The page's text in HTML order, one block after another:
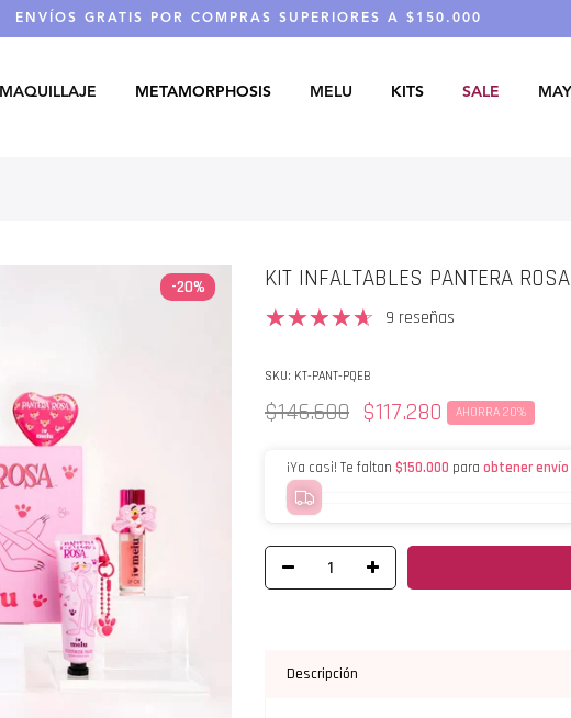
ENVÍOS GRATIS POR COMPRAS SUPERIORES A $150.000
MAQUILLAJE METAMORPHOSIS MELU KITS SALE
-20% KIT INFALTABLES PANTERA ROSA
9 reseñas
SKU: KT-PANT-PQEB
$146.600 $117.280 AHORRA 20%
¡Ya casi! Te faltan $150.000 para obtener
Descripción